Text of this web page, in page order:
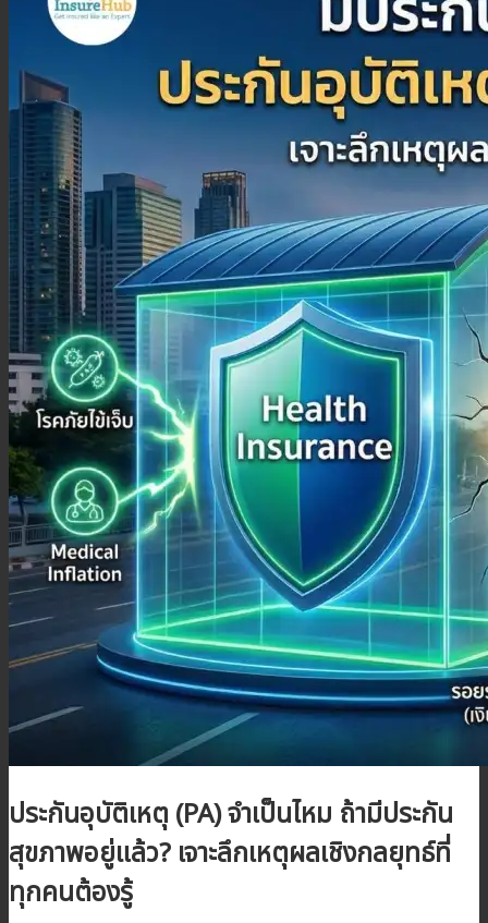
ประกันเดินทาง
ประกันเดินทางต่างประเทศ
ประกันเดินทางในประเทศ
พ.ร.บ. รถยนต์
ประกันอัคคีภัย
ประกันอุบัติเหตุ
ประกันสัตว์เลี้ยง
ลูกค้าองค์กร
ประกันความเสี่ยงภัยทรัพย์สิน (IAR)
ประกันกลุ่มองค์กร
ประกันคีย์แมน
ค้นหาประกันสุขภาพ
โปรโมชั่น
บทความ
ติดต่อเรา
สมัครตัวแทน
เข้าสู่ระบบตัวแทน
ประกันอุบัติเหตุ (PA) จำเป็นไหม ถ้ามีประกัน
สุขภาพอยู่แล้ว? เจาะลึกเหตุผลเชิงกลยุทธ์ที่
ทุกคนต้องรู้